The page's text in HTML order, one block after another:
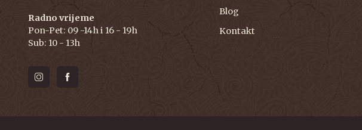
Radno vrijeme
Pon-Pet: 09 -14h i 16 - 19h
Sub: 10 - 13h
Blog
Kontakt